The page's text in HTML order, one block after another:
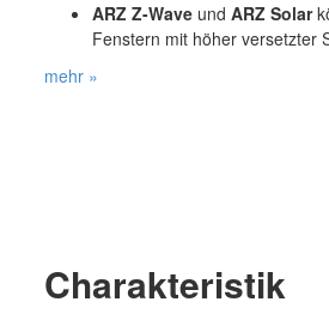
ARZ Z-Waveund ARZ Solar
Fenstern mit höher versetzter
mehr »
Charakteristik